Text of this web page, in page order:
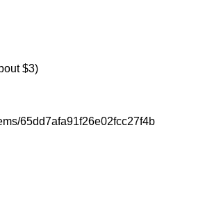
$3)
65dd7afa91f26e02fcc27f4b